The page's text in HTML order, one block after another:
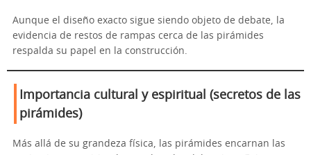
Aunque el diseño exacto sigue siendo objeto de debate, la
evidencia de restos de rampas cerca de las pirámides
respalda su papel en la construcción.
Importancia cultural y espiritual (secretos de las
pirámides)
Más allá de su grandeza física, las pirámides encarnan las